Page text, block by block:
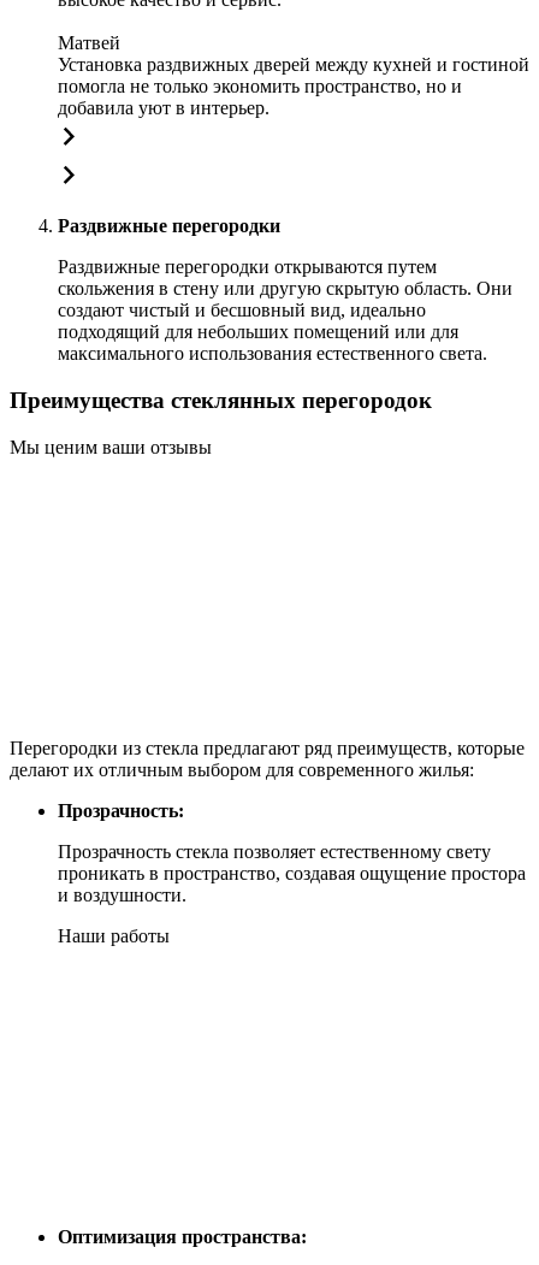
Матвей
Установка раздвижных дверей между кухней и гостиной
помогла не только экономить пространство, но и
добавила уют в интерьер.
Раздвижные перегородки
Раздвижные перегородки открываются путем
скольжения в стену или другую скрытую область. Они
создают чистый и бесшовный вид, идеально
подходящий для небольших помещений или для
максимального использования естественного света.
Преимущества стеклянных перегородок
Мы ценим ваши отзывы
Перегородки из стекла предлагают ряд преимуществ, которые
делают их отличным выбором для современного жилья:
Прозрачность:
Прозрачность стекла позволяет естественному свету
проникать в пространство, создавая ощущение простора
и воздушности.
Наши работы
Оптимизация пространства: